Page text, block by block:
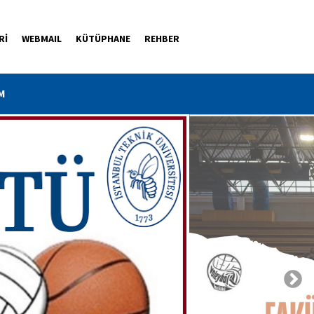
WEBMAIL KÜTÜPHANE REHBER